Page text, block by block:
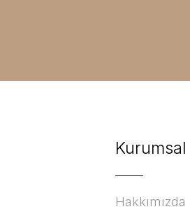
Kurumsal
Hakkımızda